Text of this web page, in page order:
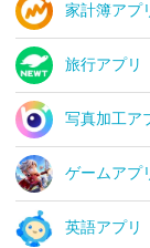
家計簿アプ
旅行アプリ
写真加工ア
ゲームアプ
英語アプリ